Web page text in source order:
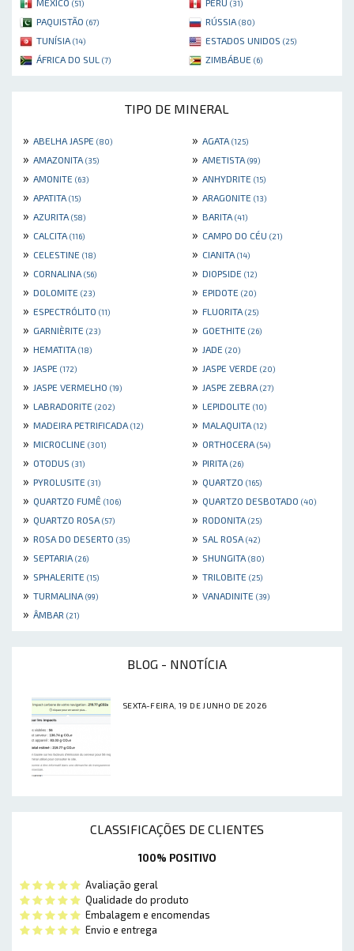
MÉXICO (51) PERU (31)
PAQUISTÃO (67) RÚSSIA (80)
TUNÍSIA (14) ESTADOS UNIDOS (25)
ÁFRICA DO SUL (7) ZIMBÁBUE (6)
TIPO DE MINERAL
» ABELHA JASPE (80) » AGATA (125)
» AMAZONITA (35) » AMETISTA (99)
» AMONITE (63) » ANHYDRITE (15)
» APATITA (15) » ARAGONITE (13)
» AZURITA (58) » BARITA (41)
» CALCITA (116) » CAMPO DO CÉU (21)
» CELESTINE (18) » CIANITA (14)
» CORNALINA (56) » DIOPSIDE (12)
» DOLOMITE (23) » EPIDOTE (20)
» ESPECTRÓLITO (11) » FLUORITA (25)
» GARNIÈRITE (23) » GOETHITE (26)
» HEMATITA (18) » JADE (20)
» JASPE (172) » JASPE VERDE (20)
» JASPE VERMELHO (19) » JASPE ZEBRA (27)
» LABRADORITE (202) » LEPIDOLITE (10)
» MADEIRA PETRIFICADA (12) » MALAQUITA (12)
» MICROCLINE (301) » ORTHOCERA (54)
» OTODUS (31) » PIRITA (26)
» PYROLUSITE (31) » QUARTZO (165)
» QUARTZO FUMÊ (106) » QUARTZO DESBOTADO (40)
» QUARTZO ROSA (57) » RODONITA (25)
» ROSA DO DESERTO (35) » SAL ROSA (42)
» SEPTARIA (26) » SHUNGITA (80)
» SPHALERITE (15) » TRILOBITE (25)
» TURMALINA (99) » VANADINITE (39)
» ÂMBAR (21)
BLOG - NNOTÍCIA
SEXTA-FEIRA, 19 DE JUNHO DE 2026
CLASSIFICAÇÕES DE CLIENTES
100% POSITIVO
Avaliação geral
Qualidade do produto
Embalagem e encomendas
Envio e entrega